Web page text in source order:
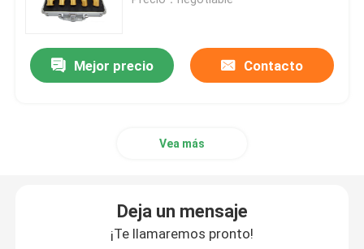
tampón para pulir del diamante
Mejor precio Contacto
Vea más
Deja un mensaje
¡Te llamaremos pronto!